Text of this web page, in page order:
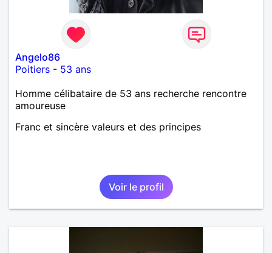
Angelo86
Poitiers - 53 ans
Homme célibataire de 53 ans recherche rencontre
amoureuse
Franc et sincère valeurs et des principes
Voir le profil